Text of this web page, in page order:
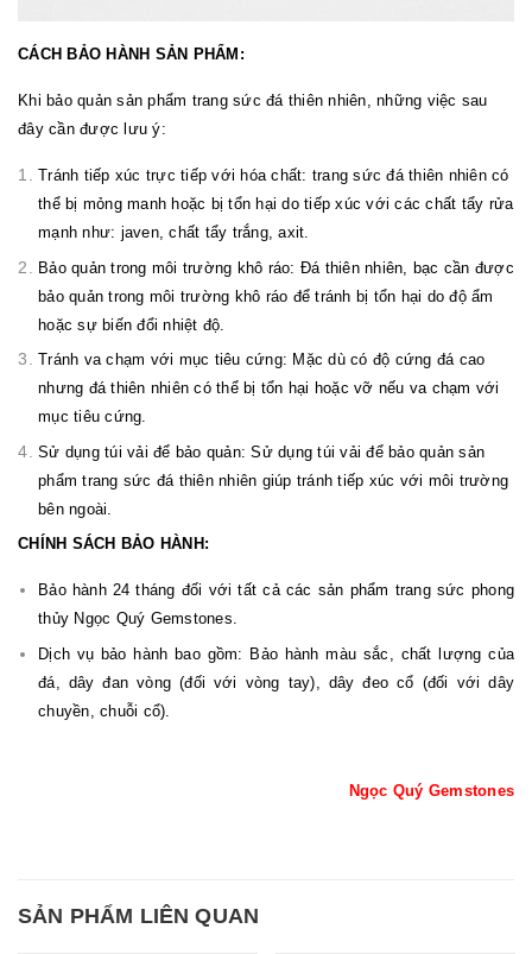
CÁCH BẢO HÀNH SẢN PHẨM:
Khi bảo quản sản phẩm trang sức đá thiên nhiên, những việc sau
đây cần được lưu ý:
Tránh tiếp xúc trực tiếp với hóa chất: trang sức đá thiên nhiên có
thể bị mỏng manh hoặc bị tổn hại do tiếp xúc với các chất tẩy rửa
mạnh như: javen, chất tẩy trắng, axit.
Bảo quản trong môi trường khô ráo: Đá thiên nhiên, bạc cần được
bảo quản trong môi trường khô ráo để tránh bị tổn hại do độ ẩm
hoặc sự biến đổi nhiệt độ.
Tránh va chạm với mục tiêu cứng: Mặc dù có độ cứng đá cao
nhưng đá thiên nhiên có thể bị tổn hại hoặc vỡ nếu va chạm với
mục tiêu cứng.
Sử dụng túi vải để bảo quản: Sử dụng túi vải để bảo quản sản
phẩm trang sức đá thiên nhiên giúp tránh tiếp xúc với môi trường
bên ngoài.
CHÍNH SÁCH BẢO HÀNH:
Bảo hành 24 tháng đối với tất cả các sản phẩm trang sức phong
thủy Ngọc Quý Gemstones.
Dịch vụ bảo hành bao gồm: Bảo hành màu sắc, chất lượng của
đá, dây đan vòng (đối với vòng tay), dây đeo cổ (đối với dây
chuyền, chuỗi cổ).
Ngọc Quý Gemstones
SẢN PHẨM LIÊN QUAN